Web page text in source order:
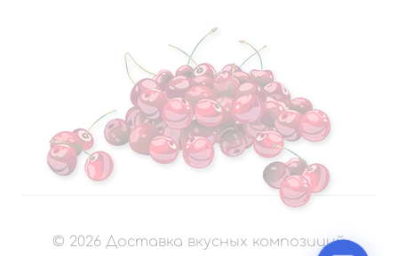
© 2026 Доставка вкусных композиций